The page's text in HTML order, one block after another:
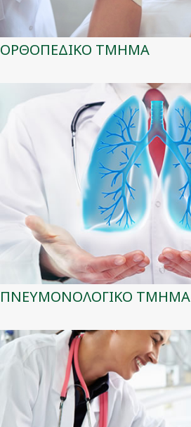
ΟΡΘΟΠΕΔΙΚΟ ΤΜΗΜΑ
ΠΝΕΥΜΟΝΟΛΟΓΙΚΟ ΤΜΗΜΑ